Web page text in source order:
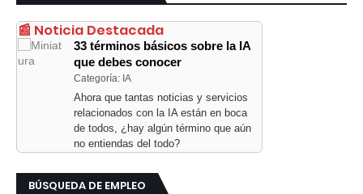
📰 Noticia Destacada
33 términos básicos sobre la IA
que debes conocer
Categoría: IA
Ahora que tantas noticias y servicios
relacionados con la IA están en boca
de todos, ¿hay algún término que aún
no entiendas del todo?
BÚSQUEDA DE EMPLEO